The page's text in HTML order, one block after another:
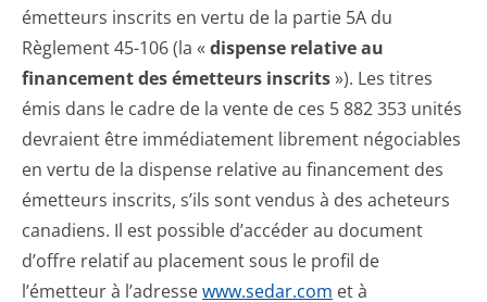
émetteurs inscrits en vertu de la partie 5A du
Règlement 45-106 (la « dispense relative au
financement des émetteurs inscrits»). Les titres
émis dans le cadre de la vente de ces 5 882 353 unités
devraient être immédiatement librement négociables
en vertu de la dispense relative au financement des
émetteurs inscrits, s’ils sont vendus à des acheteurs
canadiens. Il est possible d’accéder au document
d’offre relatif au placement sous le profil de
l’émetteur à l’adressewww.sedar.com et à